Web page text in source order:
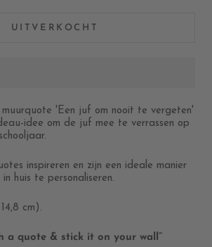
UITVERKOCHT
muurquote 'Een juf om nooit te vergeten'
idee om de juf mee te verrassen op
inspireren en zijn een ideale manier
huis te personaliseren.
cm).
a quote & stick it on your wall”